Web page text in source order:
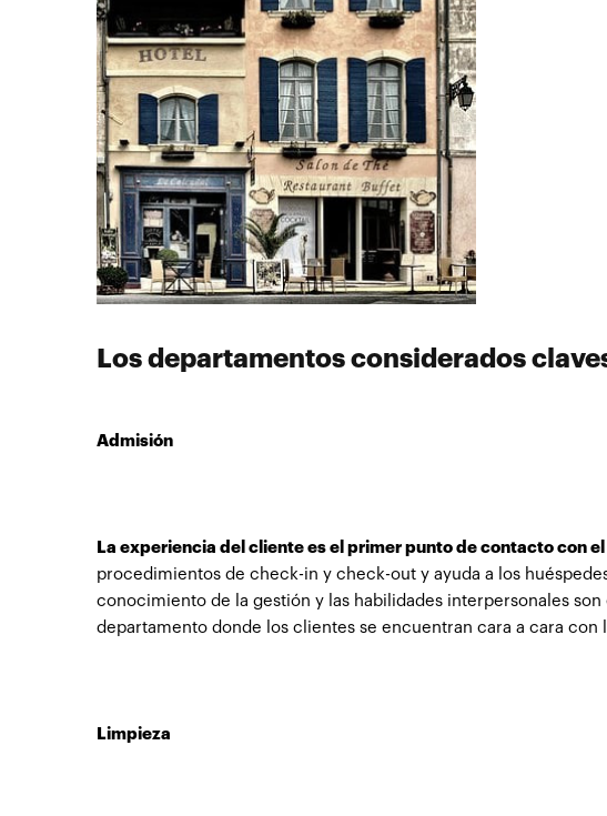
Los departamentos considerados
Admisión
La experiencia del cliente es el primer punto de contacto con
procedimientos de check-in y check-out y ayuda a los
conocimiento de la gestión y las habilidades interpersonales
departamento donde los clientes se encuentran cara a cara con
Limpieza